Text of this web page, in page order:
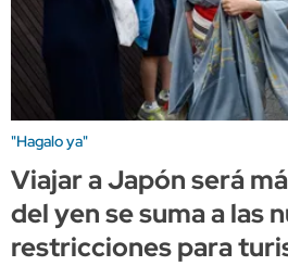
"Hagalo ya"
Viajar a Japón será
del yen se suma a las
restricciones para